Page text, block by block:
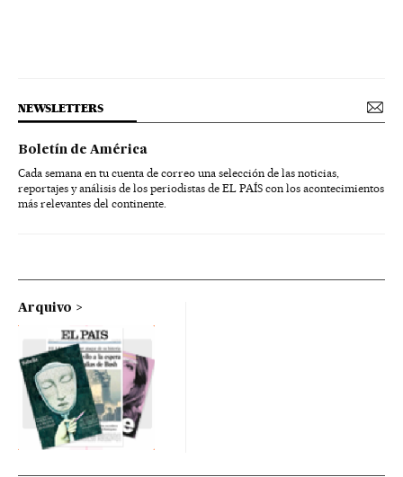
NEWSLETTERS
Boletín de América
Cada semana en tu cuenta de correo una selección de las noticias,
reportajes y análisis de los periodistas de EL PAÍS con los acontecimientos
más relevantes del continente.
Arquivo